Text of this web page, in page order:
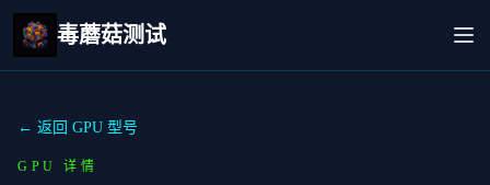
毒蘑菇测试
← 返回 GPU 型号
GPU 详情